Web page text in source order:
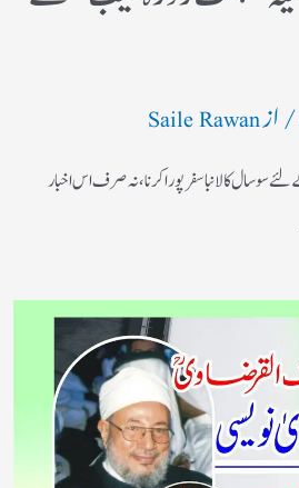
/ ازSaile Rawan
لئے سوسال کا لانبا سفر پورا کرنا ،نہ صرف اس اخبار